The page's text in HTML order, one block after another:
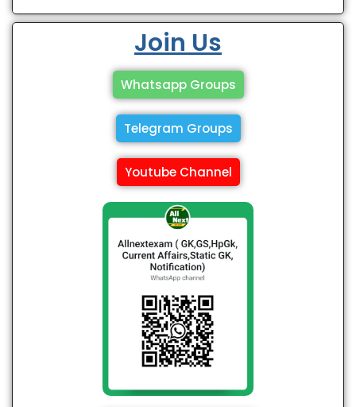
Join Us
Whatsapp Groups
Telegram Groups
Youtube Channel